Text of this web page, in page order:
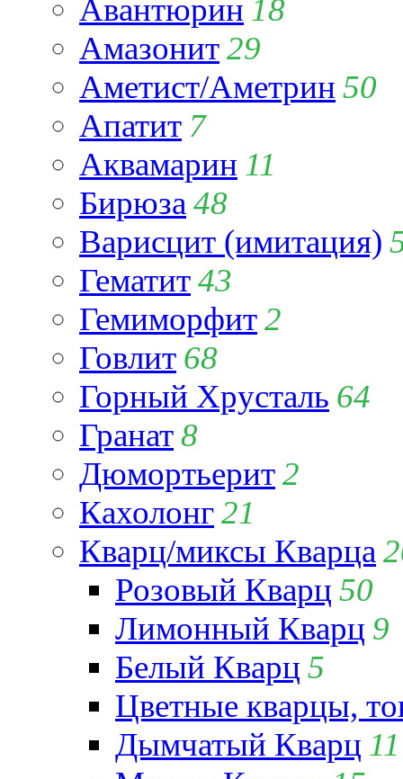
Авантюрин 18
Амазонит29
Аметист/Аметрин 50
Апатит 7
Аквамарин 11
Бирюза 48
Варисцит (имитация)
Гематит43
Гемиморфит2
Говлит 68
Горный Хрусталь 64
Гранат8
Дюмортьерит2
Кахолонг21
Кварц/миксы Кварца
Розовый Кварц 50
Лимонный Кварц 9
Белый Кварц 5
Цветные кварцы,
Дымчатый Кварц 11